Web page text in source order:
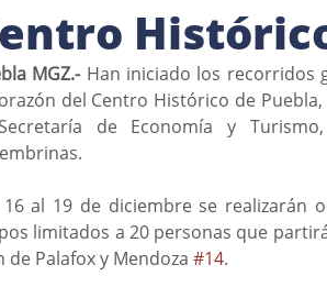
MGZ.- Han iniciado los recorridos
del Centro Histórico de
de Economía y
16 al 19 de diciembre se realizarán
limitados a 20 personas que
de Palafox y Mendoza #14.